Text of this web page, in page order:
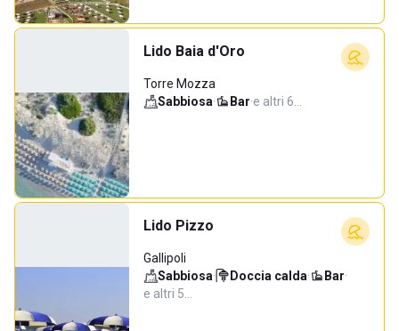
Lido Baia d'Oro
Torre Mozza
Sabbiosa· Bar·e altri 6…
Lido Pizzo
Gallipoli
Sabbiosa· Doccia calda· Bar·
e altri 5…